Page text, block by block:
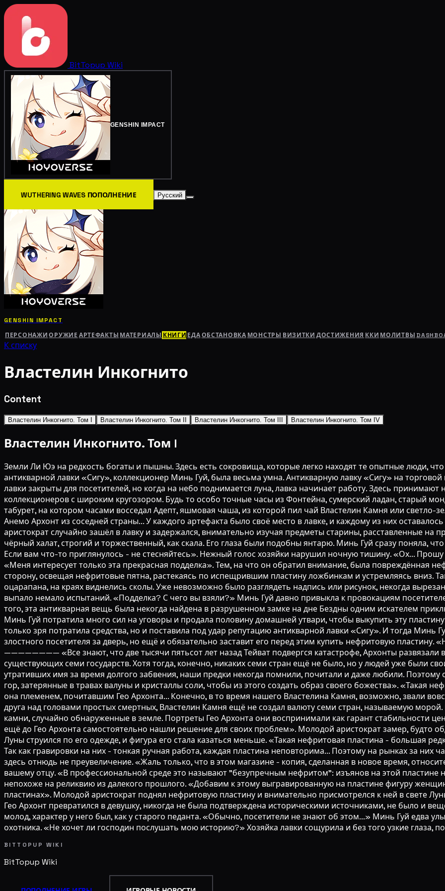
BitTopup Wiki
GENSHIN IMPACT
WUTHERING WAVES ПОПОЛНЕНИЕ Русский
GENSHIN IMPACT
ПЕРСОНАЖИ ОРУЖИЕ АРТЕФАКТЫ МАТЕРИАЛЫ КНИГИ ЕДАОБСТАНОВКА МОНСТРЫ ВИЗИТКИ ДОСТИЖЕНИЯ ККИ МОЛИТВЫ
К списку
Властелин Инкогнито
Content
Властелин Инкогнито. Том I Властелин Инкогнито. Том II Властелин Инкогнито. Том III Властелин Инкогнито. Том IV
Властелин Инкогнито. Том I
Земли Ли Юэ на редкость богаты и пышны. Здесь есть сокровища, которые легко находят те опытные люди,
антикварной лавки «Сигу», коллекционер Минь Гуй, была весьма умна. Антикварную лавку «Сигу» на
лавки закрыты для посетителей, но когда на небо поднимается луна, лавка начинает работу. Здесь
коллекционеров с широким кругозором. Будь то особо точные часы из Фонтейна, сумерский ладан, старый
табурет, на котором часами восседал Адепт, яшмовая чаша, из которой пил чай Властелин Камня или светло-
Анемо Архонт из соседней страны... У каждого артефакта было своё место в лавке, и каждому из них
аристократ случайно зашёл в лавку и задержался, внимательно изучая предметы старины, расставленные на
чёрный халат, строгий и торжественный, как скала. Его глаза были подобны янтарю. Минь Гуй сразу поняла,
Если вам что-то приглянулось - не стесняйтесь». Нежный голос хозяйки нарушил ночную тишину. «Ох...
«Меня интересует только эта прекрасная подделка». Тем, на что он обратил внимание, была повреждённая
сторону, освещая нефритовые пятна, растекаясь по испещрившим пластину ложбинкам и устремляясь вниз.
оцарапана, на краях виднелись сколы. Уже невозможно было разглядеть надпись или рисунок, некогда
выпало немало испытаний. «Подделка? С чего вы взяли?» Минь Гуй давно привыкла к провокациям
того, эта антикварная вещь была некогда найдена в разрушенном замке на дне Бездны одним искателем
Минь Гуй потратила много сил на уговоры и продала половину домашней утвари, чтобы выкупить эту
только зря потратила средства, но и поставила под удар репутацию антикварной лавки «Сигу». И тогда Минь
злостного посетителя за дверь, но ещё и обязательно заставит его перед этим купить нефритовую
———————— «Все знают, что две тысячи пятьсот лет назад Тейват подвергся катастрофе, Архонты развязали
существующих семи государств. Хотя тогда, конечно, никаких семи стран ещё не было, но у людей уже были
утративших имя за время долгого забвения, наши предки некогда помнили, почитали и даже любили.
гор, затерянные в травах валуны и кристаллы соли, чтобы из этого создать образ своего божества». «Такая
она племенем, почитавшим Гео Архонта... Конечно, в то время нашего Властелина Камня, возможно, звали
друга над головами простых смертных, Властелин Камня ещё не создал валюту семи стран, называемую
камни, случайно обнаруженные в земле. Портреты Гео Архонта они воспринимали как гарант стабильности
ещё до Гео Архонта самостоятельно нашли решение для своих проблем». Молодой аристократ замер, будто
Луны струился по его одежде, и фигура его стала казаться меньше. «Такая нефритовая пластина - большая
Так как гравировки на них - тонкая ручная работа, каждая пластина неповторима... Поэтому на рынках за них
здесь отнюдь не преувеличение. «Жаль только, что в этом магазине - копия, сделанная в новое время,
вашему отцу. «В профессиональной среде это называют "безупречным нефритом": изъянов на этой
непохоже на реликвию из далекого прошлого. «Добавим к этому выгравированную на пластине фигуру
пластинах». Молодой аристократ поднял нефритовую пластину и внимательно присмотрелся к ней в свете
Гео Архонт превратился в девушку, никогда не была подтверждена историческими источниками, не было и
молод, характер у него был, как у старого педанта. «Обычно, посетители не знают об этом...» Минь Гуй едва
охотника. «Не хочет ли господин послушать мою историю?» Хозяйка лавки сощурила и без того узкие глаза,
BITTOPUP WIKI
BitTopup Wiki